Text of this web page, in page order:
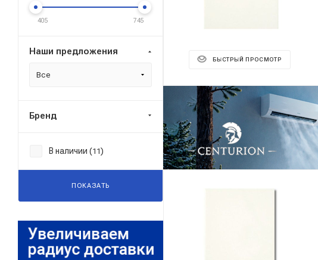
БЫСТРЫЙ ПРОСМОТР
405 745
Наши предложения
Все
Бренд
В наличии (11)
ПОКАЗАТЬ